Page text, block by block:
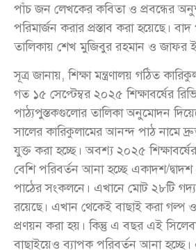
পাঁচ জন লেখকের কবিতা ও প্রবন্ধের
পরিমার্জন করার প্রস্তাব করা হয়েছে।
তালিকায় শেখ মুজিবুর রহমান ও জাফর
সূত্র জানায়, শিক্ষা মন্ত্রণালয় গঠিত
গত ১৫ সেপ্টেম্বর ২০২৫ শিক্ষাবর্ষের
পাঠ্যপুস্তকগুলোর তালিকা অনুমোদন
সালের কারিকুলামের আনন্দ পাঠ নামে
যুক্ত করা হচ্ছে। অবশ্য ২০২৫
বেশি পরিবর্তন আনা হচ্ছে একাদশ/দ্বাদশ
পাঠের সংকলনে। এখানে মোট ২৮টি
রয়েছে। এখান থেকেই বাছাই করা গল্প
প্রণয়ন করা হয়। কিন্তু এ বছর এই
বাছাইয়েও ব্যাপক পরিবর্তন আনা